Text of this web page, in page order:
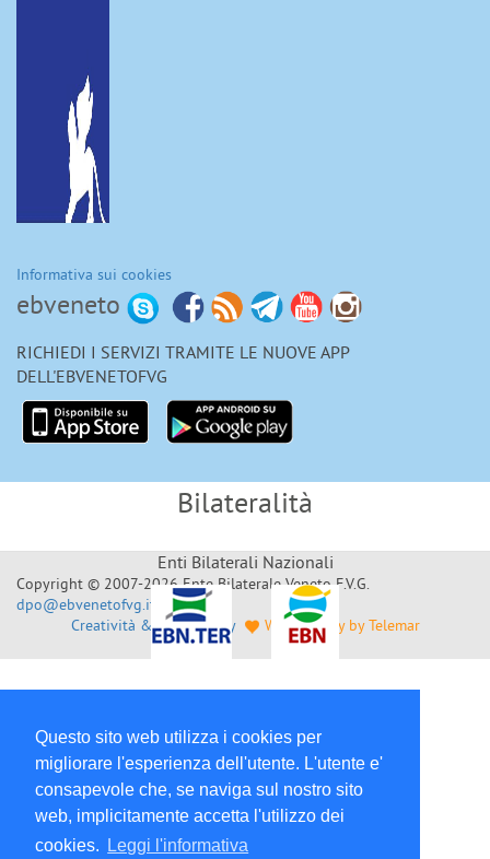
Questo sito web utilizza i cookies per
migliorare l'esperienza dell'utente. L'utente e'
consapevole che, se naviga sul nostro sito
web, implicitamente accetta l'utilizzo dei
cookies.
Leggi l'informativa
Informativa sui cookies
ebveneto
RICHIEDI I SERVIZI TRAMITE LE NUOVE APP
DELL'EBVENETOFVG
Bilateralità
Enti Bilaterali Nazionali
Copyright © 2007-2026 Ente Bilaterale Veneto F.V.G.
dpo@ebvenetofvg.it
Creatività & Sviluppo by
Web Agency by Telemar